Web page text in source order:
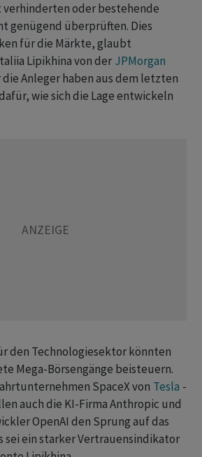
verhinderten oder bestehende
genügend überprüften. Dies
für die Märkte, glaubt
Lipikhina von der JPMorgan
die Anleger haben aus dem letzten
wie sich die Lage entwickeln
den Technologiesektor könnten
Mega-Börsengänge beisteuern.
SpaceX von Tesla -
auch die KI-Firma Anthropic und
OpenAI den Sprung auf das
sei ein starker Vertrauensindikator